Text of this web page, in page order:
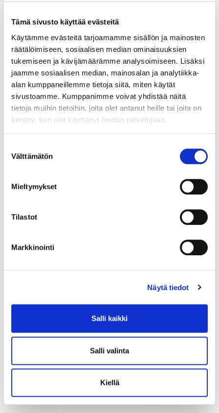
Tämä sivusto käyttää evästeitä
Käytämme evästeitä tarjoamamme sisällön ja mainosten
räätälöimiseen, sosiaalisen median ominaisuuksien
tukemiseen ja kävijämäärämme analysoimiseen. Lisäksi
jaamme sosiaalisen median, mainosalan ja analytiikka-
alan kumppaneillemme tietoja siitä, miten käytät
sivustoamme. Kumppanimme voivat yhdistää näitä
tietoja muihin tietoihin, joita olet antanut heille tai joita on
kerätty, kun olet käyttänyt heidän palvelujaan.
valinta
Välttämätön
Mieltymykset
Tilastot
Markkinointi
Näytä tiedot
Salli kaikki
Salli valinta
Kiellä
Sähköbasso Guyatone EB-25, valmistettu Japanissa, käytöstä
aiheutunutta kulumaa. Ota yhteys panttilainaamoon
kuljetusmaksuista sopimiseksi. Paino: 0 g
Tarjous:140 € (1)
Johtava huuto:tomba
Hakaniemen Pantti
20.8.2026 19:01:30
15mm, 750br kelta-, valko- ja punakultaa, Paino: 11 g
Johtava huuto:-
Hakaniemen Pantti
20.8.2026 19:18:30